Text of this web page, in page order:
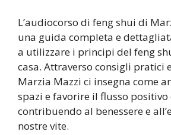
L’audiocorso di feng shui di
una guida completa e
a utilizzare i principi del feng
casa. Attraverso consigli pratici
Marzia Mazzi ci insegna come
spazi e favorire il flusso positivo
contribuendo al benessere e
nostre vite.